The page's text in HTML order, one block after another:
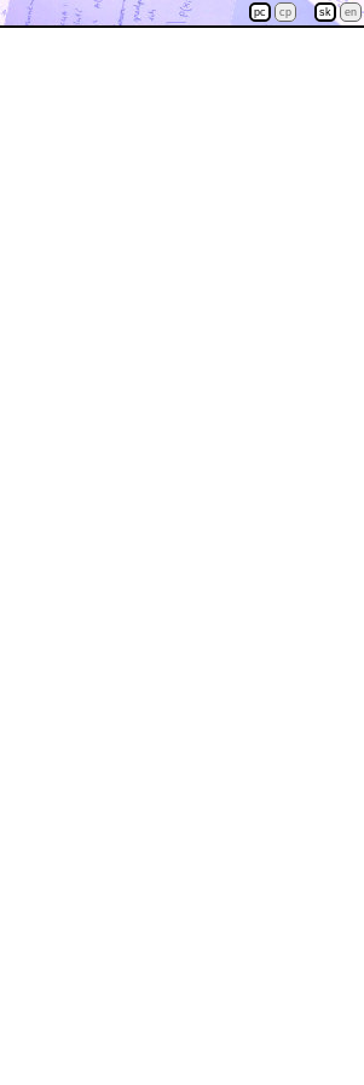
pc cp sk en